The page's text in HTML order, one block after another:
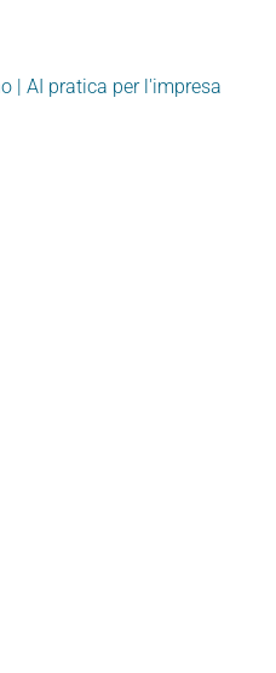
| AI pratica per l'impresa